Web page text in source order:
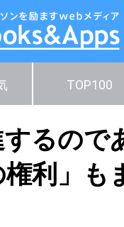
TOP100
るので
権利」も